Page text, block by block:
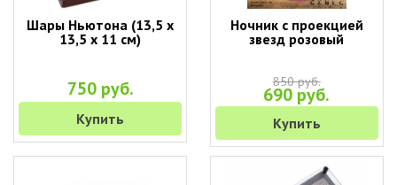
Шары Ньютона (13,5 х
13,5 х 11 см)
750 руб.
Купить
Ночник с проекцией
звезд розовый
850 руб.
690 руб.
Купить